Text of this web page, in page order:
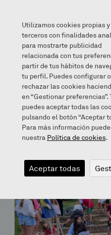
Archives for December 15,
Bloga
Utilizamos cookies propias y
terceros con finalidades
para mostrarte publicidad
relacionada con tus
partir de tus hábitos de
tu perfil. Puedes configurar o
rechazar las cookies
en “Gestionar preferencias”.
puedes aceptar todas las
pulsando el botón “Aceptar
Para más información
nuestra Política de cookies.
Aceptar todas